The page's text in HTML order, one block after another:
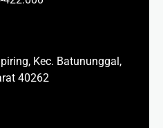
Kec. Batununggal,
40262